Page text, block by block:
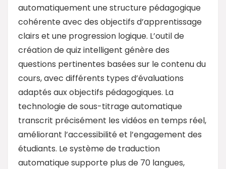
automatiquement une structure pédagogique
cohérente avec des objectifs d’apprentissage
clairs et une progression logique. L’outil de
création de quiz intelligent génère des
questions pertinentes basées sur le contenu du
cours, avec différents types d’évaluations
adaptés aux objectifs pédagogiques. La
technologie de sous-titrage automatique
transcrit précisément les vidéos en temps réel,
améliorant l’accessibilité et l’engagement des
étudiants. Le système de traduction
automatique supporte plus de 70 langues,